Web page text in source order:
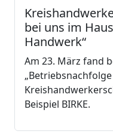
bei uns im
Handwerk“
Am 23. März fand
Beispiel BIRKE.